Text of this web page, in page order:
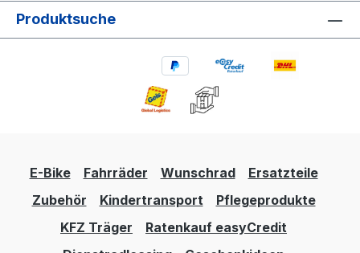
Produktsuche
E-Bike Fahrräder Wunschrad
Ersatzteile
Zubehör
Kindertransport
Pflegeprodukte
KFZ Träger
Ratenkauf easyCredit